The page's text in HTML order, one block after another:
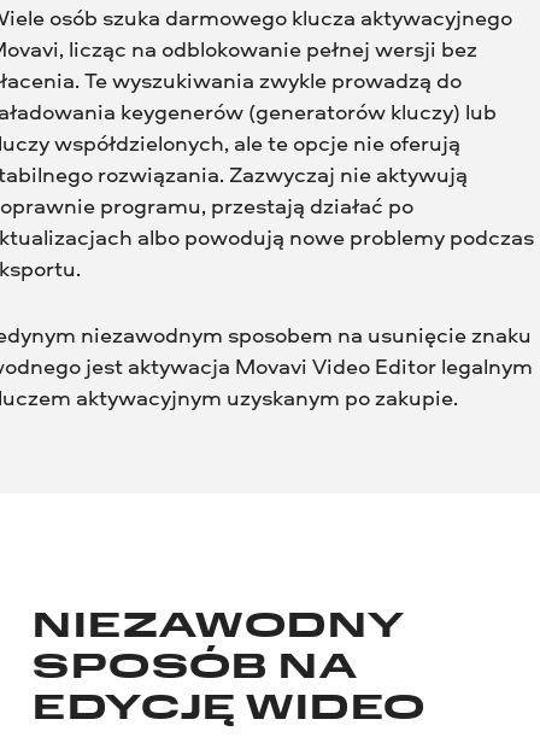
osób szuka darmowego klucza aktywacyjnego
licząc na odblokowanie pełnej wersji bez
Te wyszukiwania zwykle prowadzą do
keygenerów (generatorów kluczy) lub
współdzielonych, ale te opcje nie oferują
rozwiązania. Zazwyczaj nie aktywują
programu, przestają działać po
albo powodują nowe problemy podczas
niezawodnym sposobem na usunięcie znaku
jest aktywacja Movavi Video Editor legalnym
aktywacyjnym uzyskanym po zakupie.
NIEZAWODNY
SPOSÓB NA
EDYCJĘ WIDEO